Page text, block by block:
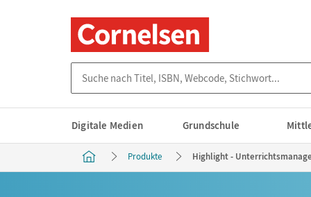
Digitale Medien Grundschule
Produkte Highlight -